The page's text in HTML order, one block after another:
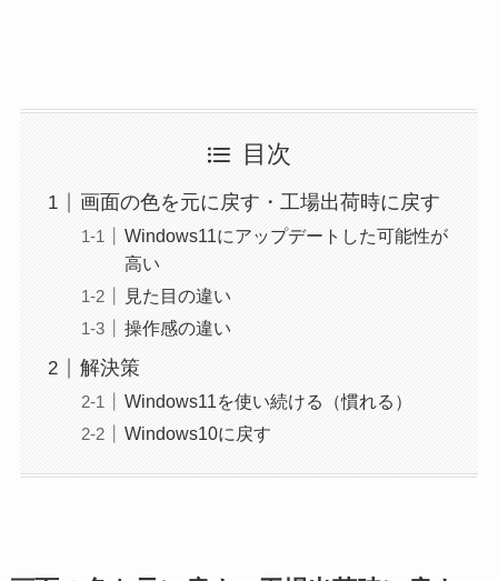
目次
画面の色を元に戻す・工場出荷時に戻す
Windows11にアップデートした可能性が
高い
見た目の違い
操作感の違い
解決策
Windows11を使い続ける（慣れる）
Windows10に戻す